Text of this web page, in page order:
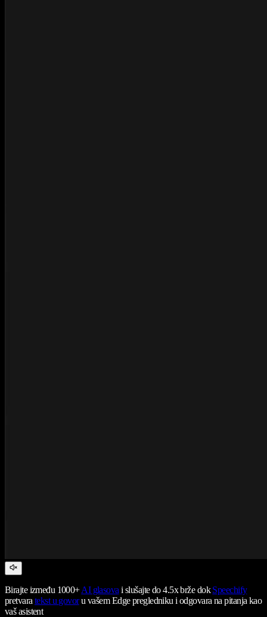
Birajte između 1000+AI glasova i slušajte do 4.5x brže dokSpeechify
pretvara tekst u govoru vašem Edge pregledniku i odgovara na pitanja kao
vaš asistent